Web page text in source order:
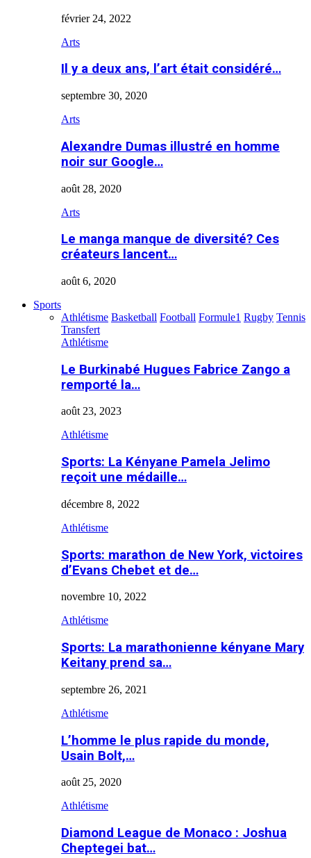
février 24, 2022
Arts
Il y a deux ans, l’art était considéré…
septembre 30, 2020
Arts
Alexandre Dumas illustré en homme
noir sur Google…
août 28, 2020
Arts
Le manga manque de diversité? Ces
créateurs lancent…
août 6, 2020
Sports
Athlétisme Basketball Football Formule1 Rugby Tennis
Transfert
Athlétisme
Le Burkinabé Hugues Fabrice Zango a
remporté la…
août 23, 2023
Athlétisme
Sports: La Kényane Pamela Jelimo
reçoit une médaille…
décembre 8, 2022
Athlétisme
Sports: marathon de New York, victoires
d’Evans Chebet et de…
novembre 10, 2022
Athlétisme
Sports: La marathonienne kényane Mary
Keitany prend sa…
septembre 26, 2021
Athlétisme
L’homme le plus rapide du monde,
Usain Bolt,…
août 25, 2020
Athlétisme
Diamond League de Monaco : Joshua
Cheptegei bat…